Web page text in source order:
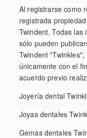
Al registrarse como
registrada
Twindent. Todas las
sólo pueden
Twindent
únicamente con el
acuerdo previo
Joyería dental
Joyas dentales
Gemas dentales